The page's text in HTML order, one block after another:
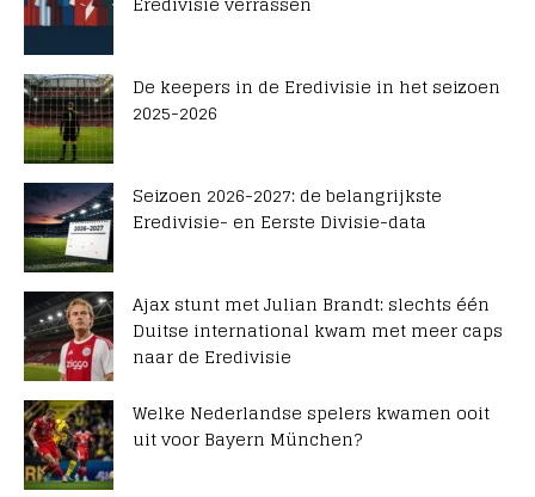
De keepers in de Eredivisie in het seizoen
2025-2026
Seizoen 2026-2027: de belangrijkste
Eredivisie- en Eerste Divisie-data
Ajax stunt met Julian Brandt: slechts één
Duitse international kwam met meer caps
naar de Eredivisie
Welke Nederlandse spelers kwamen ooit
uit voor Bayern München?